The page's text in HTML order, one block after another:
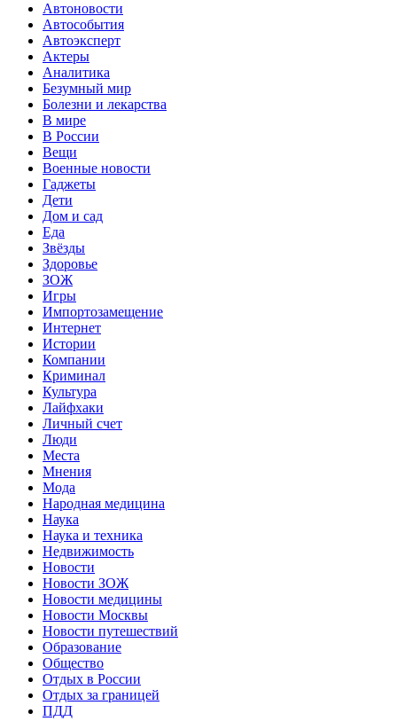
Автоновости
Автособытия
Автоэксперт
Актеры
Аналитика
Безумный мир
Болезни и лекарства
В мире
В России
Вещи
Военные новости
Гаджеты
Дети
Дом и сад
Еда
Звёзды
Здоровье
ЗОЖ
Игры
Импортозамещение
Интернет
Истории
Компании
Криминал
Культура
Лайфхаки
Личный счет
Люди
Места
Мнения
Мода
Народная медицина
Наука
Наука и техника
Недвижимость
Новости
Новости ЗОЖ
Новости медицины
Новости Москвы
Новости путешествий
Образование
Общество
Отдых в России
Отдых за границей
ПДД